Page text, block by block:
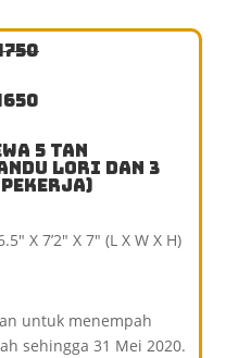
5 Tan
Lori dan 3
Pekerja)
X 7’2″ X 7″ (L X W X H)
untuk menempah
sehingga 31 Mei 2020.